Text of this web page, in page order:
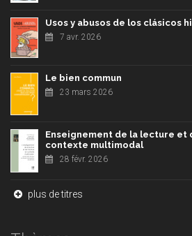
Usos y abusos de los clásicos
7 avr. 2026
Le bien commun
23 mars 2026
Enseignement de la lecture et
contexte multimodal
28 févr. 2026
plus de titres